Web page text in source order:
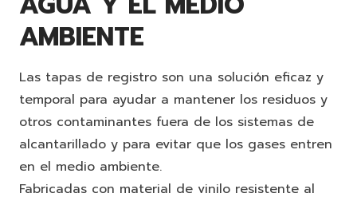
AMBIENTE
Las tapas de registro son una solución eficaz y
temporal para ayudar a mantener los residuos y
otros contaminantes fuera de los sistemas de
alcantarillado y para evitar que los gases entren
en el medio ambiente.
Fabricadas con material de vinilo resistente al